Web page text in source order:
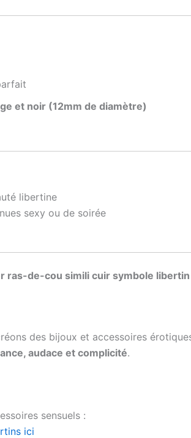
et noir (12mm de diamètre)
libertine
sexy ou de soirée
ras-de-cou simili cuir symbole libertin
des bijoux et accessoires
audace et complicité.
sensuels :
ici